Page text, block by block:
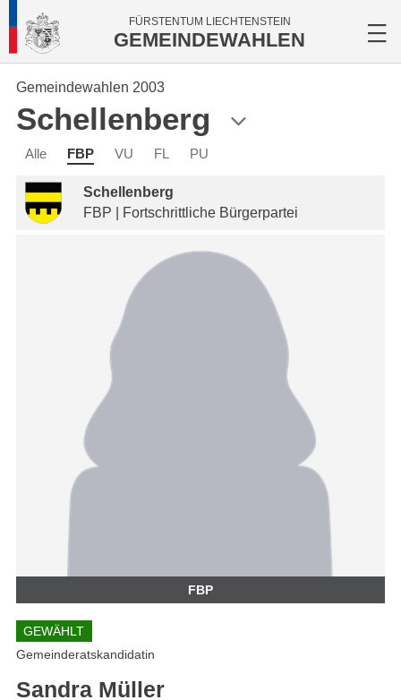
FÜRSTENTUM LIECHTENSTEIN
GEMEINDEWAHLEN
Gemeindewahlen 2003
Schellenberg
Alle FBP VU FL PU
Schellenberg
FBP | Fortschrittliche Bürgerpartei
FBP
GEWÄHLT
Gemeinderatskandidatin
Sandra Müller